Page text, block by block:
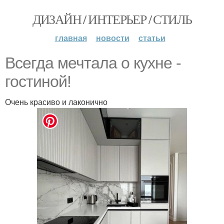
ДИЗАЙН / ИНТЕРЬЕР / СТИЛЬ
главная новости статьи
Всегда мечтала о кухне -
гостиной!
Очень красиво и лаконично